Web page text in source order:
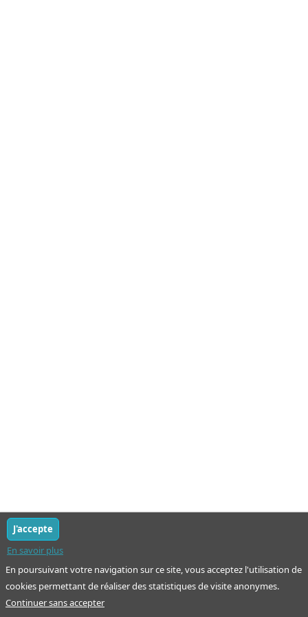
En poursuivant votre navigation sur ce site, vous acceptez l'utilisation de
cookies permettant de réaliser des statistiques de visite anonymes.
En savoir plus
J'accepte
Continuer sans accepter